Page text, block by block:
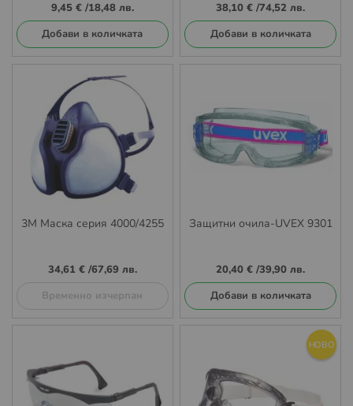
9,45 €/18,48 лв.
Добави в количката
38,10 € /74,52 лв.
Добави в количката
3M Маска серия 4000/4255
34,61 €/67,69 лв.
Временно изчерпан
Защитни очила-UVEX 9301
20,40 € /39,90 лв.
Добави в количката
НОВО